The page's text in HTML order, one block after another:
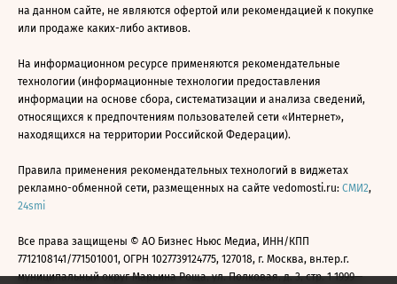
на данном сайте, не являются офертой или рекомендацией к покупке
или продаже каких-либо активов.
На информационном ресурсе применяются рекомендательные
технологии (информационные технологии предоставления
информации на основе сбора, систематизации и анализа сведений,
относящихся к предпочтениям пользователей сети «Интернет»,
находящихся на территории Российской Федерации).
Правила применения рекомендательных технологий в виджетах
рекламно-обменной сети, размещенных на сайте vedomosti.ru: СМИ2,
24smi
Все права защищены © АО Бизнес Ньюс Медиа, ИНН/КПП
7712108141/771501001, ОГРН 1027739124775, 127018, г. Москва, вн.тер.г.
муниципальный округ Марьина Роща, ул. Полковая, д. 3, стр. 1 1999—